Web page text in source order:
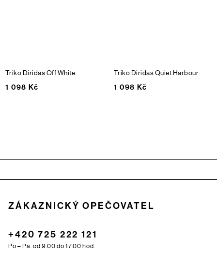
Triko DiridasOff White
1 098 Kč
Triko DiridasQuiet Harbour
1 098 Kč
ZÁKAZNICKÝ OPEČOVATEL
+420 725 222 121
Po – Pá: od 9.00 do 17.00 hod.